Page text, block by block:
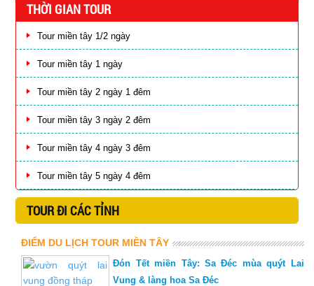
THỜI GIAN TOUR
Tour miền tây 1/2 ngày
Tour miền tây 1 ngày
Tour miền tây 2 ngày 1 đêm
Tour miền tây 3 ngày 2 đêm
Tour miền tây 4 ngày 3 đêm
Tour miền tây 5 ngày 4 đêm
TOUR ĐI CÁC TỈNH
ĐIỂM DU LỊCH TOUR MIỀN TÂY
Đón Tết miền Tây: Sa Đéc mùa quýt Lai
Vung & làng hoa Sa Đéc